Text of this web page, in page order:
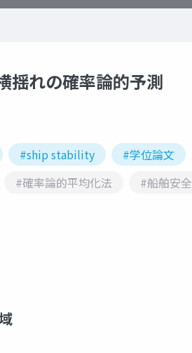
揺れの確率論的予測
#ship stability
#学位論文
#確率論的平均化法 #船舶安全